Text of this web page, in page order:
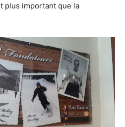
plus important que la